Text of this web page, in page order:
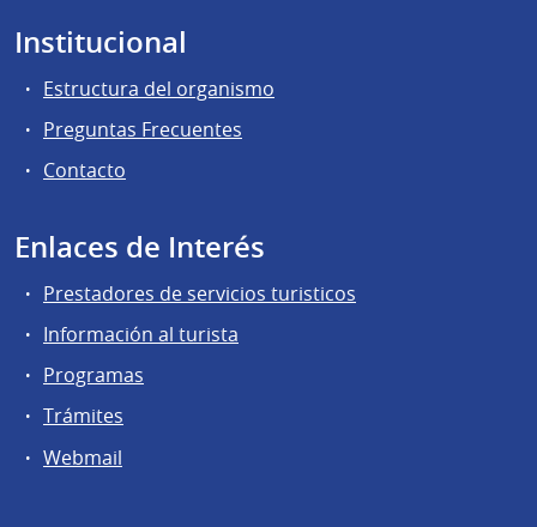
Institucional
Estructura del organismo
Preguntas Frecuentes
Contacto
Enlaces de Interés
Prestadores de servicios turisticos
Información al turista
Programas
Trámites
Webmail